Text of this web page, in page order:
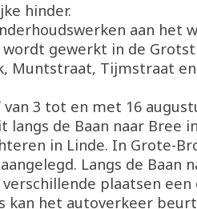
hinder.
aan het
wordt gewerkt in de
Muntstraat, Tijmstraat en
van 3 tot en met 16
langs de Baan naar Bree
in Linde. In Grote-
Langs de Baan
plaatsen
kan het autoverkeer